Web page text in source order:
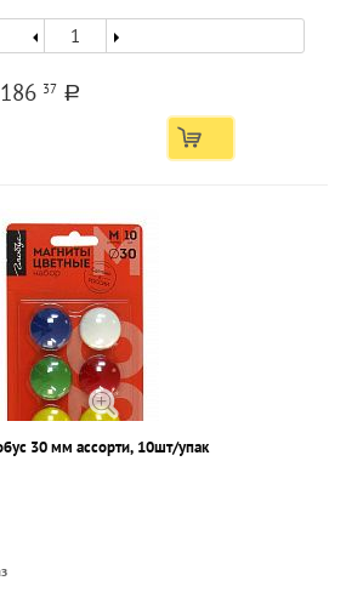
186 37 a
30 мм ассорти, 10шт/упак